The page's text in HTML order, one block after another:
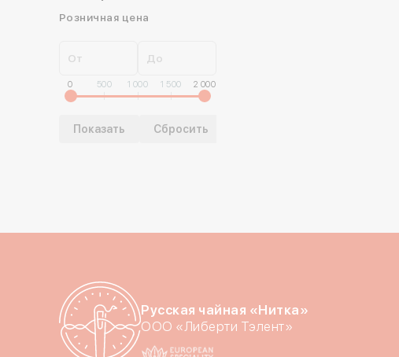
Розничная цена
От До
0 500 1 000 1 500 2 000
Русская чайная «Нитка»
ООО «Либерти Тэлент»